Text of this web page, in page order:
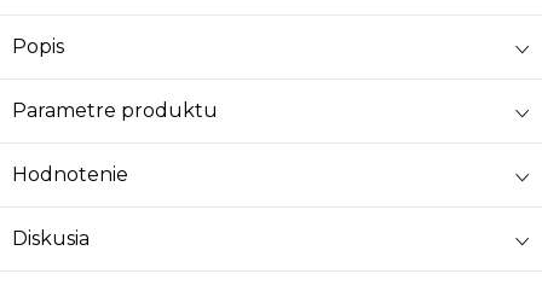
Popis
Parametre produktu
Hodnotenie
Diskusia